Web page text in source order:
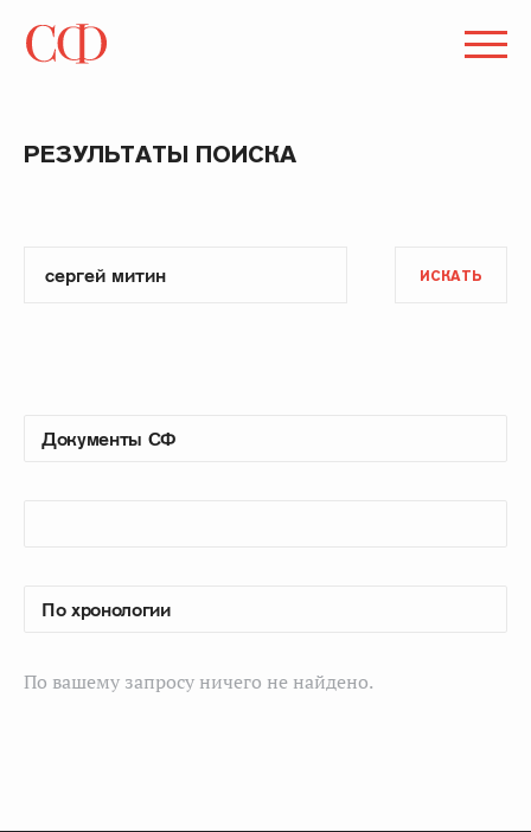
РЕЗУЛЬТАТЫ ПОИСКА
ИСКАТЬ
По вашему запросу ничего не найдено.